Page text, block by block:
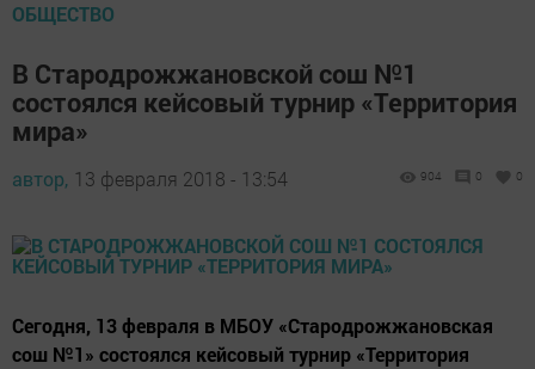
ОБЩЕСТВО
В Стародрожжановской сош №1
состоялся кейсовый турнир «Территория
мира»
автор, 13 февраля 2018 - 13:54 904 0 0
Сегодня, 13 февраля в МБОУ «Стародрожжановская
сош №1» состоялся кейсовый турнир «Территория